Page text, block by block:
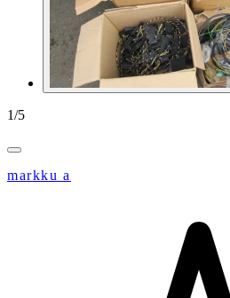
1/5
markku a